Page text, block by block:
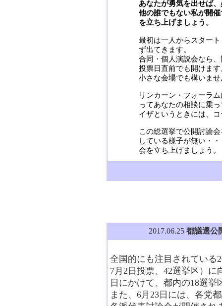
あなたが勇気を出せば
他の誰でもない私が開
を立ち上げましょう。
最初は一人からスター
ず出てきます。
合同・個人演説会なら
投票日直前でも開けます
小さな会場でも構いませ
リンカーン・フォーラ
ってあなたの相談に乗
イザというときには、
この総選挙で公開討論
している様子が無い・
会を立ち上げましょう。
2017.06.25 都議選公
全国的にも注目されている
7月2日投票、42選挙区）に
日にかけて、都内の18選
また、6月23日には、各党